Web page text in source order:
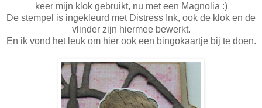
keer mijn klok gebruikt, nu met een Magnolia :)
De stempel is ingekleurd met Distress Ink, ook de klok en de
vlinder zijn hiermee bewerkt.
En ik vond het leuk om hier ook een bingokaartje bij te doen.